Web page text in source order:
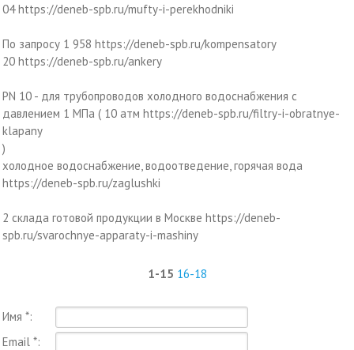
04 https://deneb-spb.ru/mufty-i-perekhodniki
По запросу 1 958 https://deneb-spb.ru/kompensatory
20 https://deneb-spb.ru/ankery
PN 10 - для трубопроводов холодного водоснабжения с
давлением 1 МПа ( 10 атм https://deneb-spb.ru/filtry-i-obratnye-
klapany
)
холодное водоснабжение, водоотведение, горячая вода
https://deneb-spb.ru/zaglushki
2 склада готовой продукции в Москве https://deneb-
spb.ru/svarochnye-apparaty-i-mashiny
1-15 16-18
Имя *:
Email *: